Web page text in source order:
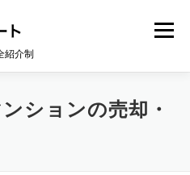
紹介制
メニュー
サルティング事業
ションの売却・